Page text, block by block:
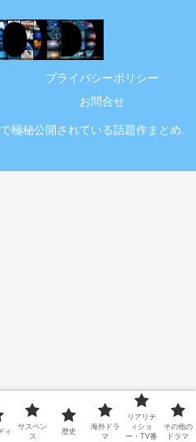
プライバシーポリシー
お問合せ
極秘公開されている話題作まとめ.
ィ
サスペン
ス
歴史
海外ドラ
マ
リアリテ
ィショ
ー・TV番
その他の
ドラマ